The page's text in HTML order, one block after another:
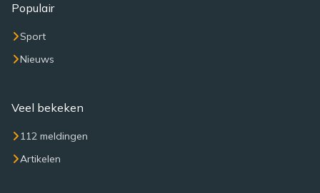
Populair
Sport
Nieuws
Veel bekeken
112 meldingen
Artikelen